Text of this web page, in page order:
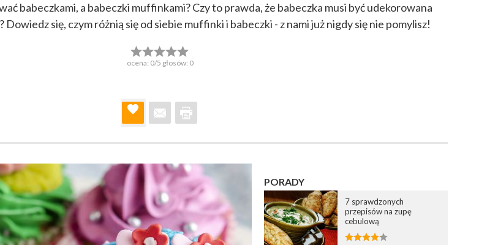
babeczkami, a babeczki muffinkami? Czy to prawda, że babeczka musi być udekorowana
Dowiedz się, czym różnią się od siebie muffinki i babeczki - z nami już nigdy się nie pomylisz!
ocena: 0/5 głosów: 0
PORADY
7 sprawdzonych
przepisów na zupę
cebulową